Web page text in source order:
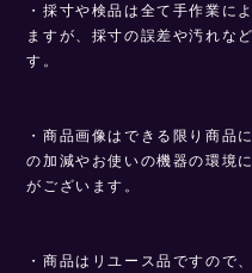
・採寸や検品は全て手作業に
ますが、採寸の誤差や汚れな
す。
・商品画像はできる限り商品
の加減やお使いの機器の環境
がございます。
・商品はリユース品ですので